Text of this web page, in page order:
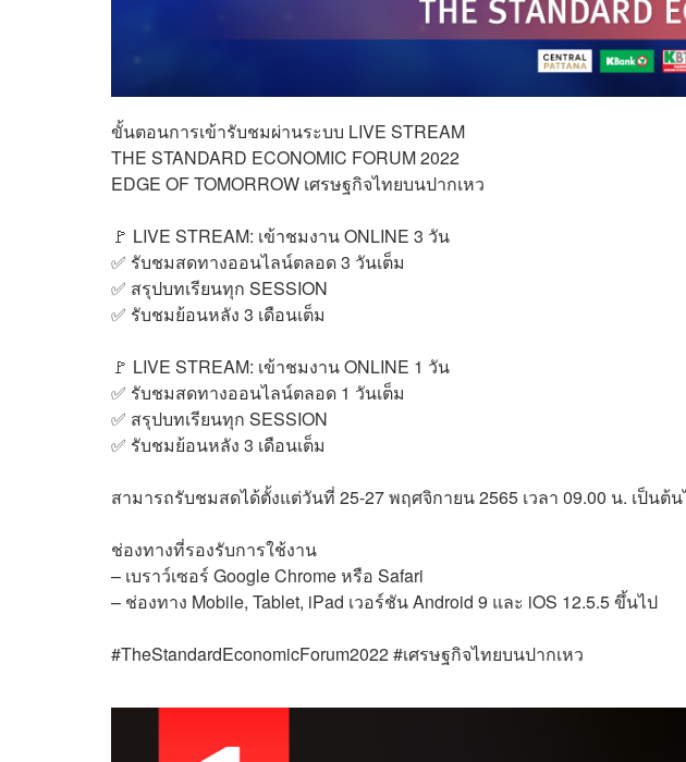
ขั้นตอนการเข้ารับชมผ่านระบบ LIVE STREAM
THE STANDARD ECONOMIC FORUM 2022
EDGE OF TOMORROW เศรษฐกิจไทยบนปากเหว
🚩 LIVE STREAM: เข้าชมงาน ONLINE 3 วัน
✅ รับชมสดทางออนไลน์ตลอด 3 วันเต็ม
✅ สรุปบทเรียนทุก SESSION
✅ รับชมย้อนหลัง 3 เดือนเต็ม
🚩 LIVE STREAM: เข้าชมงาน ONLINE 1 วัน
✅ รับชมสดทางออนไลน์ตลอด 1 วันเต็ม
✅ สรุปบทเรียนทุก SESSION
✅ รับชมย้อนหลัง 3 เดือนเต็ม
สามารถรับชมสดได้ตั้งแต่วันที่ 25-27 พฤศจิกายน 2565 เวลา 09.00 น. เป็นต้
ช่องทางที่รองรับการใช้งาน
– เบราว์เซอร์ Google Chrome หรือ Safari
– ช่องทาง Mobile, Tablet, iPad เวอร์ชัน Android 9 และ iOS 12.5.5 ขึ้นไป
#TheStandardEconomicForum2022 #เศรษฐกิจไทยบนปากเหว